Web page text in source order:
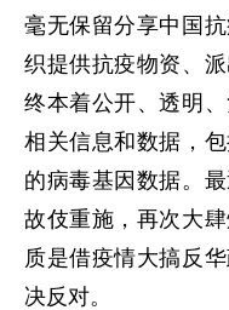
毫无保留分享中国
织提供抗疫物资、
终本着公开、透明
相关信息和数据，
的病毒基因数据。
故伎重施，再次大
质是借疫情大搞反
决反对。